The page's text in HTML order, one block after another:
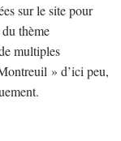
sur le site pour
thème
multiples
» d’ici peu,